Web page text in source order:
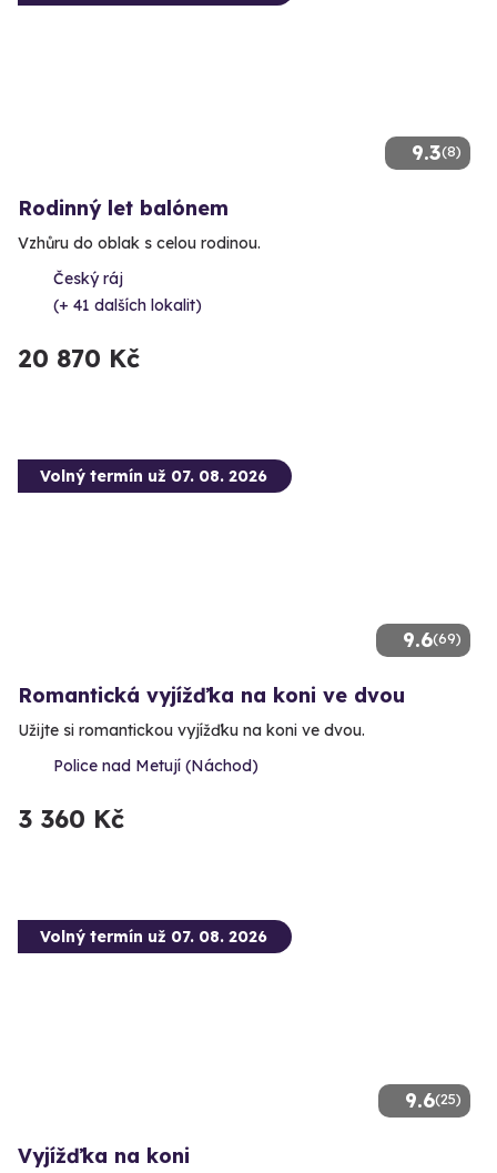
9.3(8)
Rodinný let balónem
Vzhůru do oblak s celou rodinou.
Český ráj
(+ 41 dalších lokalit)
20 870 Kč
9.6(69)
Volný termín už 07. 08. 2026
Romantická vyjížďka na koni ve dvou
Užijte si romantickou vyjížďku na koni ve dvou.
Police nad Metují (Náchod)
3 360 Kč
9.6(25)
Volný termín už 07. 08. 2026
Vyjížďka na koni